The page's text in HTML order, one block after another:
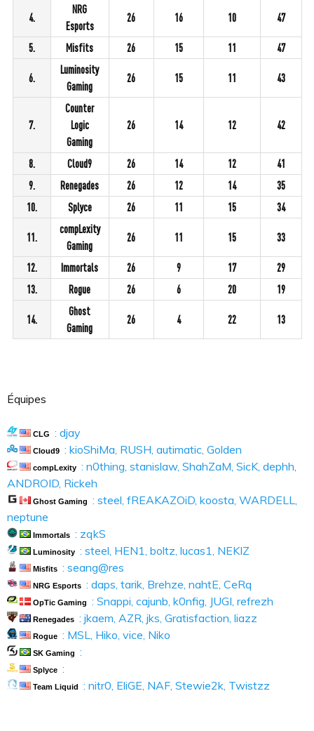
4.
NRG
Esports
26 16 10 47
5. Misfits 26 15 11 47
6.
Luminosity
Gaming
26 15 11 43
7.
Counter
Logic
Gaming
26 14 12 42
8. Cloud9 26 14 12
41
9.
Renegades 26 12 14
35
10.
Splyce 26 11 15 34
11.
compLexity
Gaming
26 11 15 33
12. Immortals 26 9 17
29
13.
Rogue 26 6 20 19
14.
Ghost
Gaming
26 4 22 13
Équipes
CLG : djay
Cloud9 : kioShiMa, RUSH, autimatic, Golden
compLexity : n0thing, stanislaw, ShahZaM, SicK, dephh,
ANDROID, Rickeh
Ghost Gaming
: steel, fREAKAZOiD, koosta, WARDELL,
neptune
Immortals : zqkS
Luminosity : steel, HEN1, boltz, lucas1, NEKIZ
Misfits : seang@res
NRG Esports : daps, tarik, Brehze, nahtE, CeRq
OpTic Gaming : Snappi, cajunb, k0nfig, JUGI, refrezh
Renegades : jkaem, AZR, jks, Gratisfaction, liazz
Rogue : MSL, Hiko, vice, Niko
SK Gaming :
Splyce :
Team Liquid : nitr0, EliGE, NAF, Stewie2k, Twistzz